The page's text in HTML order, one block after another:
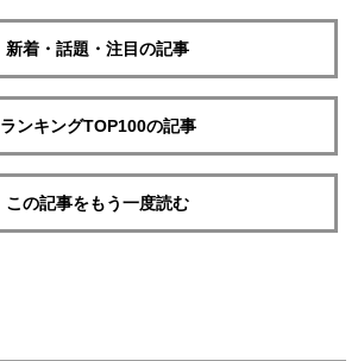
新着・話題・注目の記事
ランキングTOP100の記事
この記事をもう一度読む